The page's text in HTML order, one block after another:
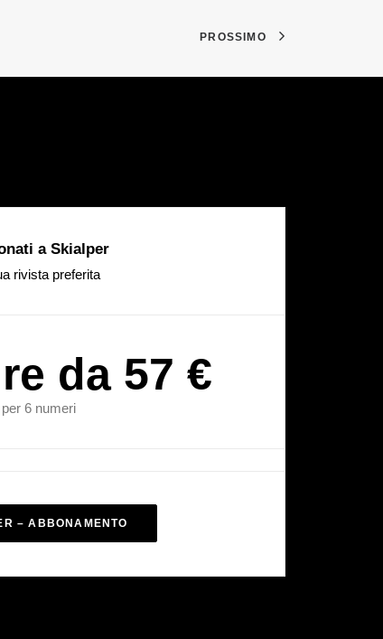
PROSSIMO
a Skialper
rivista preferita
da 57 €
per 6 numeri
– ABBONAMENTO